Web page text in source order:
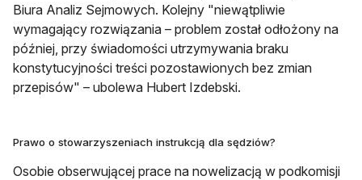
Biura Analiz Sejmowych. Kolejny "niewątpliwie
wymagający rozwiązania – problem został odłożony na
później, przy świadomości utrzymywania braku
konstytucyjności treści pozostawionych bez zmian
przepisów" – ubolewa Hubert Izdebski.
Prawo o stowarzyszeniach instrukcją dla sędziów?
Osobie obserwującej prace na nowelizacją w podkomisji